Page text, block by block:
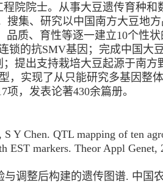
院院士。从事大豆遗传育种和
搜集、研究以中国南方大豆地
质、育性等逐一建立10个性
锁的抗SMV基因；完成中国大
提出支持栽培大豆起源于南方
，实现了从只能研究多基因整
，发表论著430余篇册。
Y Chen. QTL mapping of ten
EST markers. Theor Appl Genet,
调整后构建的遗传图谱. 中国